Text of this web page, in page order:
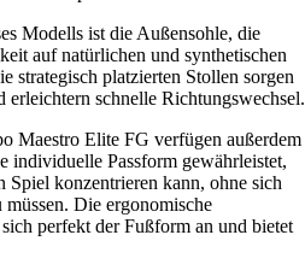
Modells ist die Außensohle, die
auf natürlichen und synthetischen
strategisch platzierten Stollen sorgen
erleichtern schnelle Richtungswechsel.
Maestro Elite FG verfügen außerdem
individuelle Passform gewährleistet,
Spiel konzentrieren kann, ohne sich
Die ergonomische
perfekt der Fußform an und bietet